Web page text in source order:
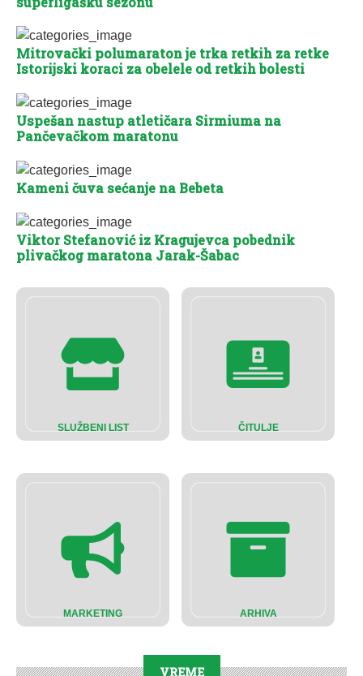
SLUŽBENI LIST ČITULJE
MARKETING ARHIVA
VREME
Mitrovački polumaraton je trka retkih za retke
Istorijski koraci za obelele od retkih bolesti
Uspešan nastup atletičara Sirmiuma na
Pančevačkom maratonu
Kameni čuva sećanje na Bebeta
Viktor Stefanović iz Kragujevca pobednik
plivačkog maratona Jarak-Šabac